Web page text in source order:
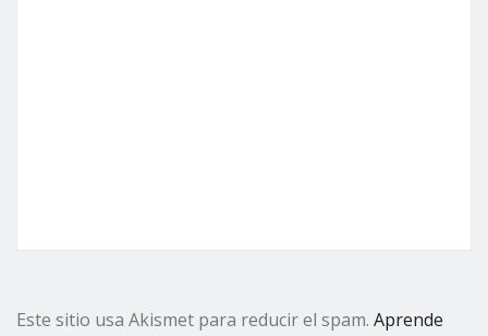
Este sitio usa Akismet para reducir el spam. Aprende